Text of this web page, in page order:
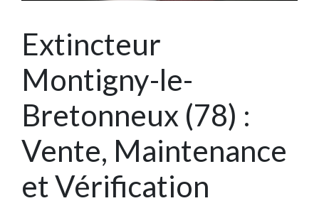
Extincteur
Montigny-le-
Bretonneux (78) :
Vente, Maintenance
et Vérification